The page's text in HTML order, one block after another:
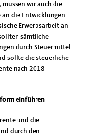
müssen wir auch die
an die Entwicklungen
Erwerbsarbeit an
sämtliche
durch Steuermittel
sollte die steuerliche
nach 2018
einführen
und die
durch den